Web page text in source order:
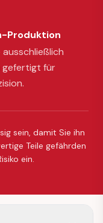
Produktion
gefertigt für
sein, damit Sie ihn
Teile gefährden
ein.